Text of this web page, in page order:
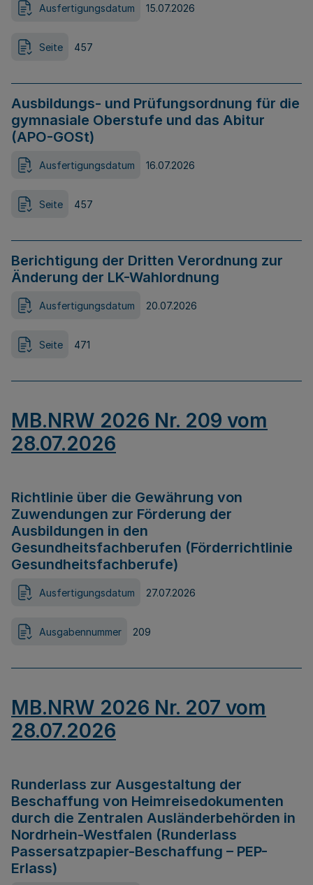
Ausfertigungsdatum 15.07.2026
Seite 457
Ausbildungs- und Prüfungsordnung für die
gymnasiale Oberstufe und das Abitur
(APO-GOSt)
Ausfertigungsdatum 16.07.2026
Seite 457
Berichtigung der Dritten Verordnung zur
Änderung der LK-Wahlordnung
Ausfertigungsdatum 20.07.2026
Seite 471
MB.NRW 2026 Nr. 209 vom
28.07.2026
Richtlinie über die Gewährung von
Zuwendungen zur Förderung der
Ausbildungen in den
Gesundheitsfachberufen (Förderrichtlinie
Gesundheitsfachberufe)
Ausfertigungsdatum 27.07.2026
Ausgabennummer 209
MB.NRW 2026 Nr. 207 vom
28.07.2026
Runderlass zur Ausgestaltung der
Beschaffung von Heimreisedokumenten
durch die Zentralen Ausländerbehörden in
Nordrhein-Westfalen (Runderlass
Passersatzpapier-Beschaffung – PEP-
Erlass)